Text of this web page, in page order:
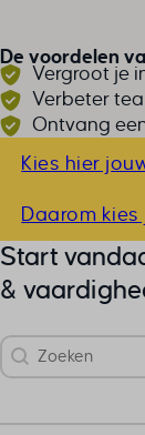
De voordelen
Vergroot je
Verbeter
Ontvang
Kies hier
Daarom
Start
&
Zoek
Search content